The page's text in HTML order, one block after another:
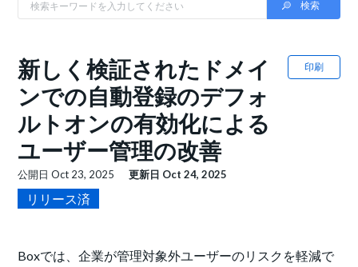
印刷
新しく検証されたドメイ
ンでの自動登録のデフォ
ルトオンの有効化による
ユーザー管理の改善
公開日Oct 23, 2025 更新日 Oct 24, 2025
リリース済
Boxでは、企業が管理対象外ユーザーのリスクを軽減で